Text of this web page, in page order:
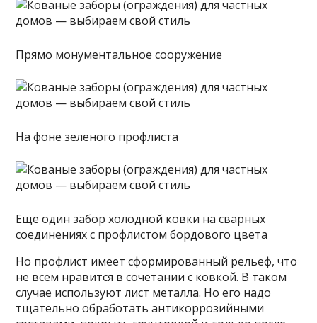
Прямо монументальное сооружение
На фоне зеленого профлиста
Еще один забор холодной ковки на сварных
соединениях с профлистом бордового цвета
Но профлист имеет сформированный рельеф, что
не всем нравится в сочетании с ковкой. В таком
случае используют лист металла. Но его надо
тщательно обработать антикоррозийными